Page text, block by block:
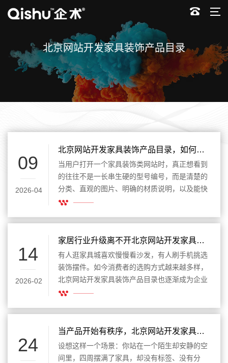
北京网站开发家具装饰产品目录
09
2026-04
北京网站开发家具装饰产品目录，如何提升品牌线上展示效率
当用户打开一个家具装饰类网站时，真正想看到
的往往不是一长串生硬的型号编号，而是清楚的
分类、直观的图片、明确的材质说明，以及能快
速找到所需产品的信息路径。北京网站开发家具
散、复杂、容易让人看花眼的产品资料，整理成
更适合线上浏览和比较的数字化内容系统。对于
家具装饰行业来说，网站不仅是企业形象的一部
分，更是连接产品展示、客户认知和商务沟通的
重要平台。
14
2026-02
家居行业升级离不开北京网站开发家具装饰产品目录
有人逛家具城喜欢慢慢看沙发，有人刷手机挑选
装饰摆件。如今消费者的选购方式越来越多样，
北京网站开发家具装饰产品目录也逐渐成为企业
拓展市场的重要手段。与其让客户在门店里走来
浏览变得轻松又高效。
24
当产品开始有秩序，北京网站开发家具装饰产品目录的价值显现
设想这样一个场景：你站在一个陌生却安静的空
间里，四周摆满了家具，却没有标签、没有分